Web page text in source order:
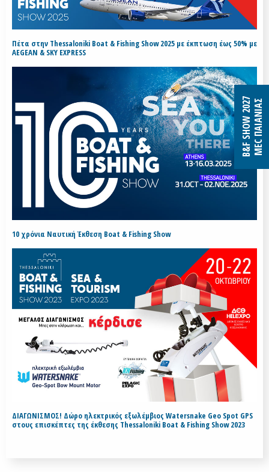
Πέτα στην Thessaloniki Boat & Fishing Show 2025 με έκπτωση έως 50% με
AEGEAN & SKY EXPRESS
10 χρόνια Ναυτική Έκθεση Boat & Fishing Show
ΔΙΑΓΩΝΙΣΜΟΣ! Δώρο ηλεκτρικός εξωλέμβιος Watersnake Geo Spot GPS
στους επισκέπτες της έκθεσης Thessaloniki Boat & Fishing Show 2023
B&F SHOW 2027MEC ΠΑΙΑΝΙΑΣ